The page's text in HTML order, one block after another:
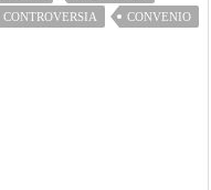
CONTROVERSIA
CONVENIO